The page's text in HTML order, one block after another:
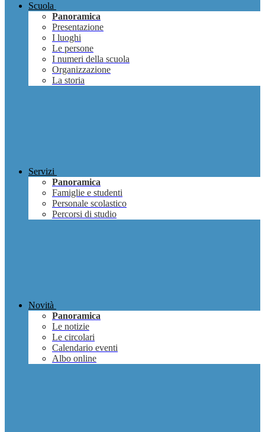
Scuola
Panoramica
Presentazione
I luoghi
Le persone
I numeri della scuola
Organizzazione
La storia
Servizi
Panoramica
Famiglie e studenti
Personale scolastico
Percorsi di studio
Novità
Panoramica
Le notizie
Le circolari
Calendario eventi
Albo online